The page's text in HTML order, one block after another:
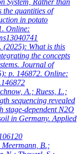
the quantities of
in potato
Online:
(2025): What is this
the concepts
Journal of
p. 146872. Online:
A.; Ruess, L.;
sequencing revealed
stage-dependent N2O
in Germany. Applied
B.;